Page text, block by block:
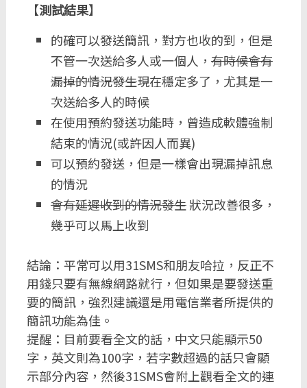
【測試結果】
的確可以發送簡訊，對方也收的到，但是
不管一次送給多人或一個人， 有時候會有
漏掉的情況發生現在穩定多了，尤其是一
次送給多人的時候
在使用預約發送功能時，曾造成軟體強制
結束的情況(或許因人而異)
可以預約發送，但是一樣會出現漏掉訊息
的情況
會有延遲收到的情況發生狀況改善很多，
幾乎可以馬上收到
結論：平常可以用31SMS和朋友哈拉，反正不
用錢只要有無線網路就行，但如果是要發送重
要的簡訊，強烈建議還是用電信業者所提供的
簡訊功能為佳。
提醒：目前要看全文的話，中文只能顯示50
字，英文則為100字，若字數超過的話只會顯
示部分內容，然後31SMS會附上觀看全文的連